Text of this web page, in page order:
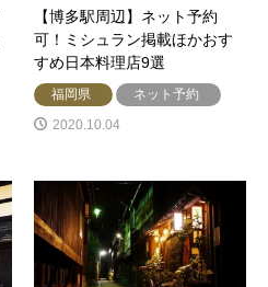
【博多駅周辺】ネット予約
可！ミシュラン掲載ほかおす
すめ日本料理店9選
福岡県
ネット予約
2020.10.04